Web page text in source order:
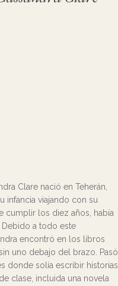
Clare nació en Teherán,
infancia viajando con su
cumplir los diez años, había
Debido a todo este
encontró en los libros
uno debajo del brazo. Pasó
donde solía escribir historias
clase, incluida una novela